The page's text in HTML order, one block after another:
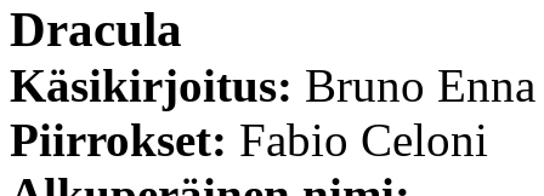
Dracula
Käsikirjoitus: Bruno Enna
Piirrokset: Fabio Celoni